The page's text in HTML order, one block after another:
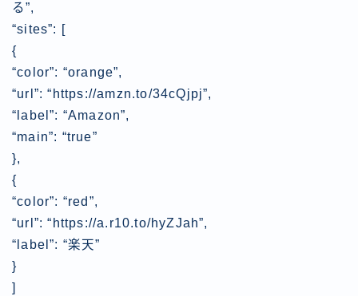
る”,
“sites”: [
{
“color”: “orange”,
“url”: “https://amzn.to/34cQjpj”,
“label”: “Amazon”,
“main”: “true”
},
{
“color”: “red”,
“url”: “https://a.r10.to/hyZJah”,
“label”: “楽天”
}
]